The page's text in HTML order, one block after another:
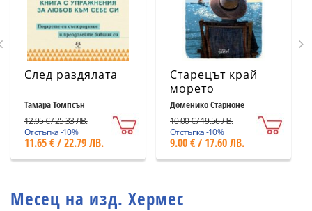
След раздялата
Тамара Томпсън
12.95 € / 25.33 ЛВ.
Отстъпка -10%
11.65 € / 22.79 ЛВ.
Старецът край
морето
Доменико Старноне
10.00 € / 19.56 ЛВ.
Отстъпка -10%
9.00 € / 17.60 ЛВ.
Месец на изд. Хермес